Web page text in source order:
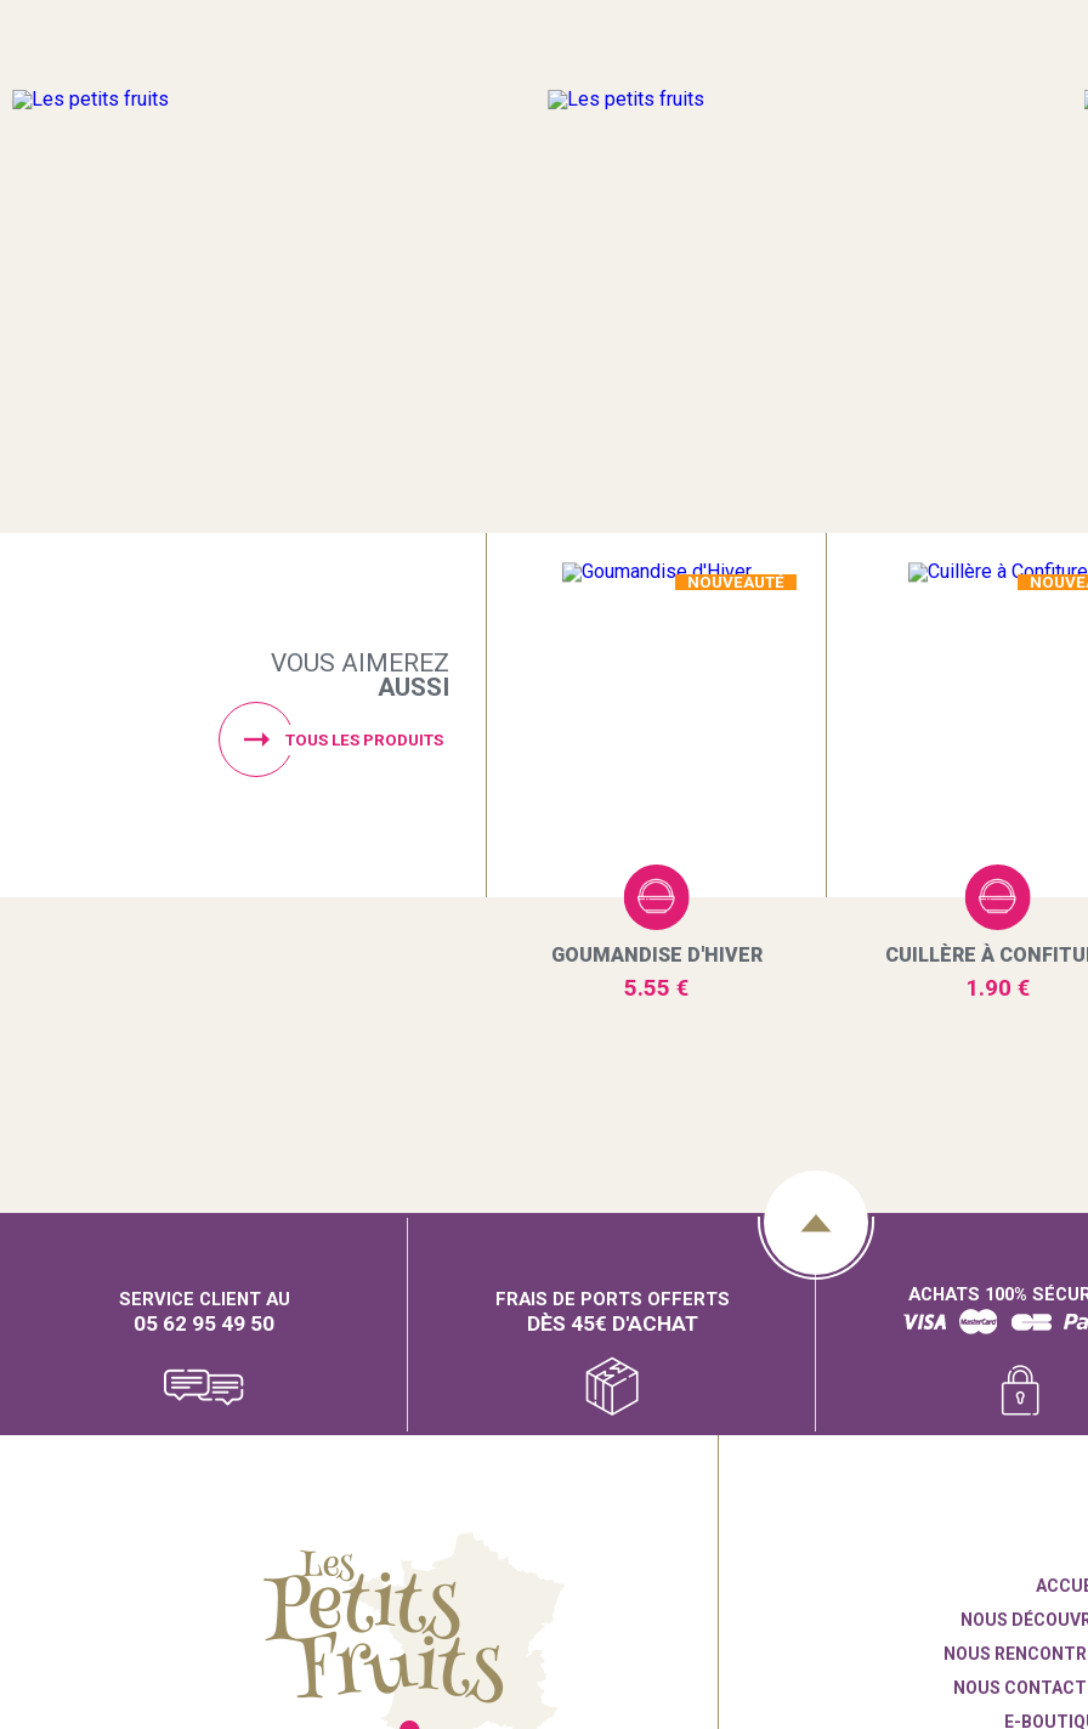
VOUS AIMEREZ
AUSSI
TOUS LES PRODUITS
NOUVEAUTÉ
GOUMANDISE D'HIVER
5.55 €
CUILLÈRE À
1.90 €
SERVICE CLIENT AU
05 62 95 49 50
FRAIS DE PORTS OFFERTS
DÈS 45€ D'ACHAT
ACHATS 100%
NOUS
NOUS
NOUS
E-